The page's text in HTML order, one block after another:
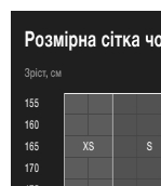
EcoPower CK
шкоди для ваги,
- Ефективність —
Права зовнішня
зовнішня кишеня
кишеня, а також